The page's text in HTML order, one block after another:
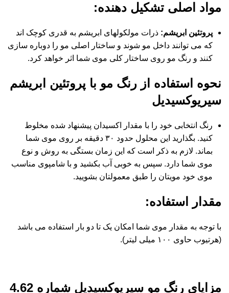
مواد اصلی تشکیل دهنده:
پروتئین ابریشم: ذرات مولکولهای ابریشم به قدری کوچک اند
که می توانند داخل مو شوند و ساختار اصلی مو را دوباره سازی
کنند و رنگ مو روی ساختار کلی موی شما اثر خواهد کرد.
نحوه استفاده از رنگ مو با پروتئین ابریشم
سیریوکسیدیل
رنگ انتخابی خود را با مقدار اکسیدان پیشنهاد شده مخلوط
کنید. بگذارید این محلول حدود ۳۰ دقیقه بر روی موی شما
بماند. لازم به ذکر است که این زمان بستگی به روش و نوع
موی شما دارد. سپس به خوبی آب بکشید و با شامپوی مناسب
موی خود مویتان را طبق معمولتان بشویید.
مقدار استفاده:
با توجه به مقدار موی شما امکان یک تا دو بار استفاده می باشد
(هرتیوب حاوی ۱۰۰ میلی لیتر).
مزایای رنگ مو سیریوکسیدیل شماره 4.62